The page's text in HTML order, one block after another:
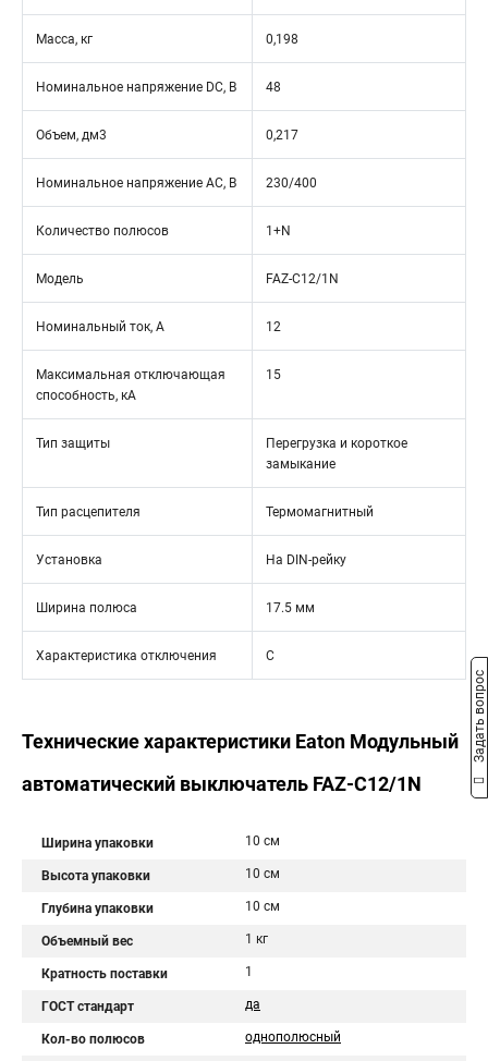
Масса, кг 0,198
Номинальное напряжение DC, В 48
Объем, дм3 0,217
Номинальное напряжение АС, В 230/400
Количество полюсов 1+N
Модель FAZ-C12/1N
Номинальный ток, А 12
Максимальная отключающая
способность, кА
15
Тип защиты
Перегрузка и короткое
замыкание
Тип расцепителя Термомагнитный
Установка На DIN-рейку
Ширина полюса 17.5 мм
Характеристика отключения C
Технические характеристики Eaton Модульный
автоматический выключатель FAZ-C12/1N
Ширина упаковки 10 см
Высота упаковки 10 см
Глубина упаковки 10 см
Объемный вес 1 кг
Кратность поставки 1
ГОСТ стандарт да
Кол-во полюсов однополюсный
Задать вопрос